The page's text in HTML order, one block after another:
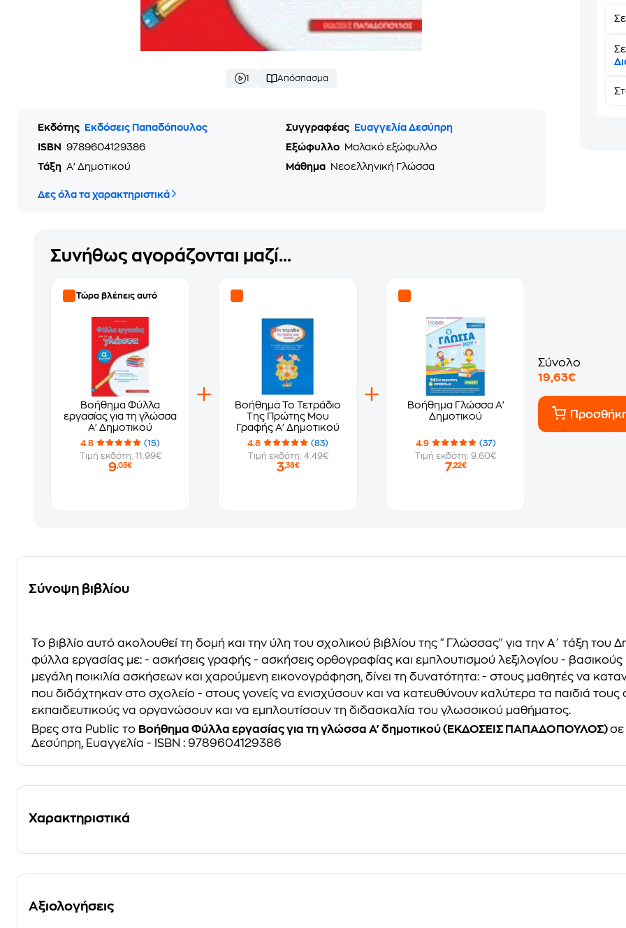
1 Απόσπασμα
Εκδότης Εκδόσεις Παπαδόπουλος Συγγραφέας
Ευαγγελία Δεσύπρη
ISBN
9789604129386 Εξώφυλλο
Μαλακό εξώφυλλο
Τάξη Α' Δημοτικού Μάθημα Νεοελληνική Γλώσσα
Δες όλα τα χαρακτηριστικά
Συνήθως αγοράζονται μαζί...
Τώρα βλέπεις αυτό
Βοήθημα Φύλλα
εργασίας για τη γλώσσα
Α' Δημοτικού
4.8
(15)
Τιμή εκδότη: 11.99€
9,03€
Βοήθημα Το Τετράδιο
Της Πρώτης Μου
Γραφής Α' Δημοτικού
4.8
(83)
Τιμή εκδότη: 4.49€
3,38€
Βοήθημα Γλώσσα Α'
Δημοτικού
4.9
(37)
Τιμή εκδότη: 9.60€
7,22€
Σύνολο
19,63€
Σύνοψη βιβλίου
Το βιβλίο αυτό ακολουθεί τη δομή και την ύλη του σχολικού βιβλίου της "Γλώσσας" για την Α΄ τάξη του
φύλλα εργασίας με: - ασκήσεις γραφής - ασκήσεις ορθογραφίας και εμπλουτισμού λεξιλογίου -
μεγάλη ποικιλία ασκήσεων και χαρούμενη εικονογράφηση, δίνει τη δυνατότητα: - στους μαθητές να
που διδάχτηκαν στο σχολείο - στους γονείς να ενισχύσουν και να κατευθύνουν καλύτερα τα παιδιά
εκπαιδευτικούς να οργανώσουν και να εμπλουτίσουν τη διδασκαλία του γλωσσικού μαθήματος.
Βρες στα Public το Βοήθημα Φύλλα εργασίας για τη γλώσσα Α' δημοτικού (ΕΚΔΟΣΕΙΣ ΠΑΠΑΔΟΠΟΥΛΟΣ)σε
Δεσύπρη, Ευαγγελία - ISBN : 9789604129386
Χαρακτηριστικά
Αξιολογήσεις